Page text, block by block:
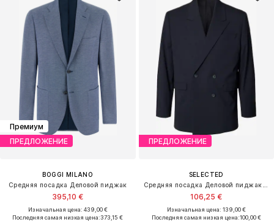
Премиум
ПРЕДЛОЖЕНИЕ
BOGGI MILANO
Средняя посадка Деловой пиджак
395,10 €
Изначальная цена: 439,00 €
Последняя самая низкая цена:373,15 €
ПРЕДЛОЖЕНИЕ
SELECTED
Средняя посадка Деловой пиджак 'SLMLIAM'
106,25 €
Изначальная цена: 139,00 €
Последняя самая низкая цена:100,00 €